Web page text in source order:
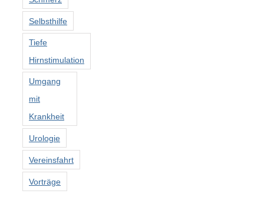
Selbsthilfe
Tiefe
Hirnstimulation
Umgang
mit
Krankheit
Urologie
Vereinsfahrt
Vorträge